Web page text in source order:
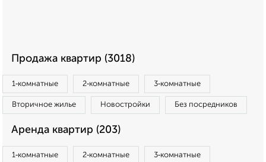
Продажа квартир (3018)
1‑комнатные 2‑комнатные 3‑комнатные
Вторичное жилье Новостройки Без посредников
Аренда квартир (203)
1‑комнатные 2‑комнатные 3‑комнатные